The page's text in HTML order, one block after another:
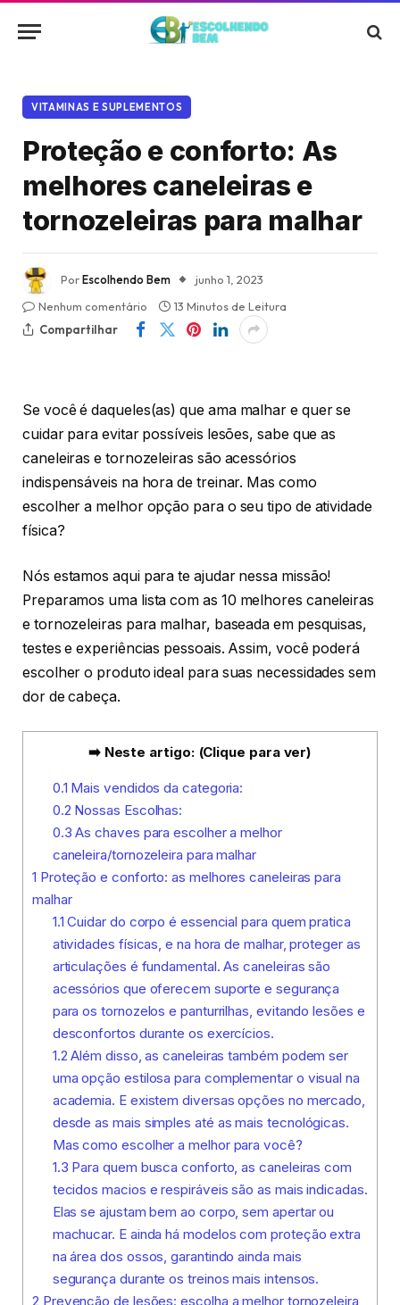
VITAMINAS E SUPLEMENTOS
Proteção e conforto: As
melhores caneleiras e
tornozeleiras para malhar
PorEscolhendo Bem
junho 1, 2023
Nenhum comentário
13 Minutos de Leitura
Compartilhar
Se você é daqueles(as) que ama malhar e quer se
cuidar para evitar possíveis lesões, sabe que as
caneleiras e tornozeleiras são acessórios
indispensáveis na hora de treinar. Mas como
escolher a melhor opção para o seu tipo de atividade
física?
Nós estamos aqui para te ajudar nessa missão!
Preparamos uma lista com as 10 melhores caneleiras
e tornozeleiras para malhar, baseada em pesquisas,
testes e experiências pessoais. Assim, você poderá
escolher o produto ideal para suas necessidades sem
dor de cabeça.
➡️ Neste artigo: (Clique para ver)
0.1 Mais vendidos da categoria:
0.2 Nossas Escolhas:
0.3 As chaves para escolher a melhor
caneleira/tornozeleira para malhar
1 Proteção e conforto: as melhores caneleiras para
malhar
1.1 Cuidar do corpo é essencial para quem pratica
atividades físicas, e na hora de malhar, proteger as
articulações é fundamental. As caneleiras são
acessórios que oferecem suporte e segurança
para os tornozelos e panturrilhas, evitando lesões e
desconfortos durante os exercícios.
1.2 Além disso, as caneleiras também podem ser
uma opção estilosa para complementar o visual na
academia. E existem diversas opções no mercado,
desde as mais simples até as mais tecnológicas.
Mas como escolher a melhor para você?
1.3 Para quem busca conforto, as caneleiras com
tecidos macios e respiráveis são as mais indicadas.
Elas se ajustam bem ao corpo, sem apertar ou
machucar. E ainda há modelos com proteção extra
na área dos ossos, garantindo ainda mais
segurança durante os treinos mais intensos.
2 Prevenção de lesões: escolha a melhor tornozeleira